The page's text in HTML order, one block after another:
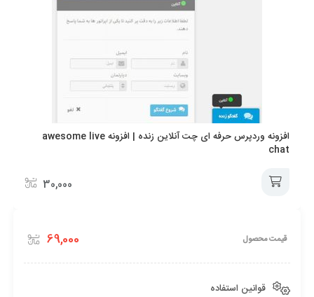
برابر شود و هرچه را درتنظیمات قالب خود کم دارید فراهم کنید.
سفارشی کردن هر قالب و افزونه با
مداد زرد یک افزونه ویژوال ویرایشگر سبک وردپرس است که شما می
توانید با هر موضوع وب سایتی از آن استفاده کنید و به سفارشی کردن
آن بپردازید.با افزونه مداد زرد می توانید یک سایت سفارشی سازی شده
با ویرایشگری سبک انجام دهید و یک سایت تحت کنترل داشته باشید با
سفارشی سازی هر موردی در قالب با فونت های مورد نظر ، رنگ ،
انیمیشن ها و …تمام تغییرات به آسانی انجام می گیرد و شما تنها با یک
کلیک یا با کشیدن و رها کردن می توانید قالبی سفارشی شده داشته
باشید. تمامی تغییرات به صورت پیش نمایش قابل مشاهده می باشد.
سازگاری کامل با تمامی قالب ها و افزونه ها و دارای ویژگی واکنش گرا و
افزونه وردپرس حرفه ای چت آنلاین زنده | افزونه awesome live
chat
30,000
به
قیمت محصول 69,000
قوانین استفاده